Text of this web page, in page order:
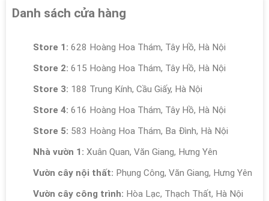
Danh sách cửa hàng
Store 1: 628 Hoàng Hoa Thám, Tây Hồ, Hà Nội
Store 2: 615 Hoàng Hoa Thám, Tây Hồ, Hà Nội
Store 3: 188 Trung Kính, Cầu Giấy, Hà Nội
Store 4: 616 Hoàng Hoa Thám, Tây Hồ, Hà Nội
Store 5: 583 Hoàng Hoa Thám, Ba Đình, Hà Nội
Nhà vườn 1: Xuân Quan, Văn Giang, Hưng Yên
Vườn cây nội thất: Phụng Công, Văn Giang, Hưng Yên
Vườn cây công trình: Hòa Lạc, Thạch Thất, Hà Nội